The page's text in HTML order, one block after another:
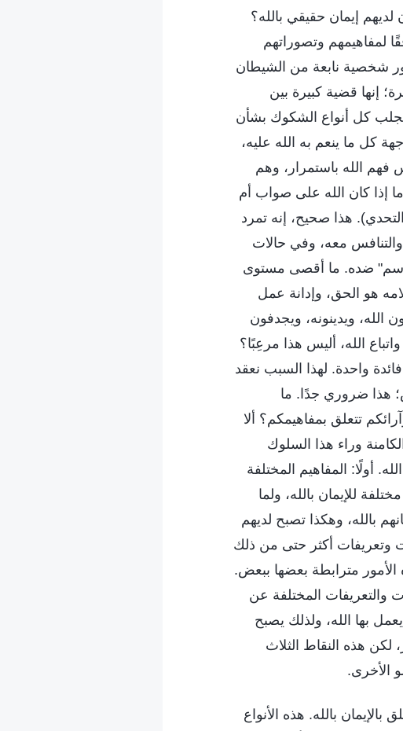
إيمان حقيقي بالله؟
لمفاهيمهم وتصوراتهم
شخصية نابعة من الشيطان
إنها قضية كبيرة بين
يجلب كل أنواع الشكوك بشأن
كل ما ينعم به الله عليه،
فهم الله باستمرار، وهم
إذا كان الله على صواب أم
هذا صحيح، إنه تمرد
والتنافس معه، وفي حالات
حاسم" ضده. ما أقصى مستوى
هو الحق، وإدانة عمل
الله، ويدينونه، ويجدفون
الله، أليس هذا مرعِبًا؟
واحدة. لهذا السبب نعقد
هذا ضروري جدًا. ما
تتعلق بمفاهيمكم؟ ألا
وراء هذا السلوك
أولًا: المفاهيم المختلفة
للإيمان بالله، ولما
بالله، وهكذا تصبح لديهم
وتعريفات أكثر حتى من ذلك
الأمور مترابطة بعضها ببعض.
والتعريفات المختلفة عن
بها الله، ولذلك يصبح
لكن هذه النقاط الثلاث
الأخرى.
بالله. هذه الأنواع